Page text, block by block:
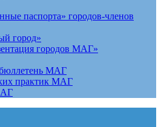
паспорта» городов-членов
город»
городов МАГ»
МАГ
практик МАГ